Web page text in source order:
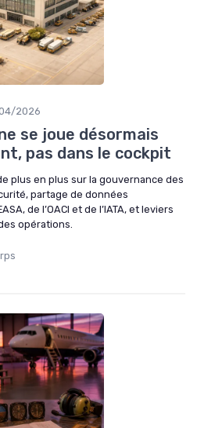
2026
se joue désormais
pas dans le cockpit
plus en plus sur la gouvernance des
partage de données
de l’OACI et de l’IATA, et leviers
opérations.